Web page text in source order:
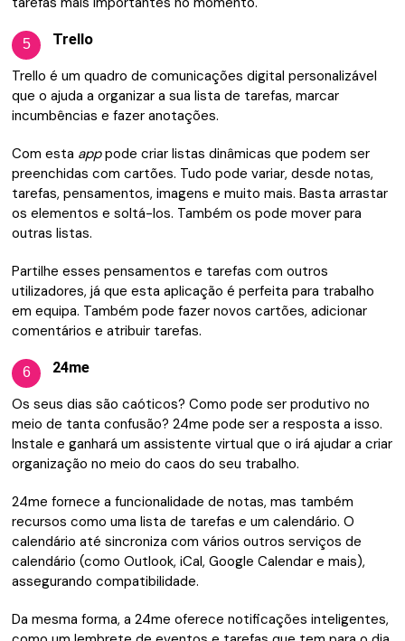
5 Trello
Trello é um quadro de comunicações digital personalizável
que o ajuda a organizar a sua lista de tarefas, marcar
incumbências e fazer anotações.
Com esta apppode criar listas dinâmicas que podem ser
preenchidas com cartões. Tudo pode variar, desde notas,
tarefas, pensamentos, imagens e muito mais. Basta arrastar
os elementos e soltá-los. Também os pode mover para
outras listas.
Partilhe esses pensamentos e tarefas com outros
utilizadores, já que esta aplicação é perfeita para trabalho
em equipa. Também pode fazer novos cartões, adicionar
comentários e atribuir tarefas.
6 24me
Os seus dias são caóticos? Como pode ser produtivo no
meio de tanta confusão? 24me pode ser a resposta a isso.
Instale e ganhará um assistente virtual que o irá ajudar a criar
organização no meio do caos do seu trabalho.
24me fornece a funcionalidade de notas, mas também
recursos como uma lista de tarefas e um calendário. O
calendário até sincroniza com vários outros serviços de
calendário (como Outlook, iCal, Google Calendar e mais),
assegurando compatibilidade.
Da mesma forma, a 24me oferece notificações inteligentes,